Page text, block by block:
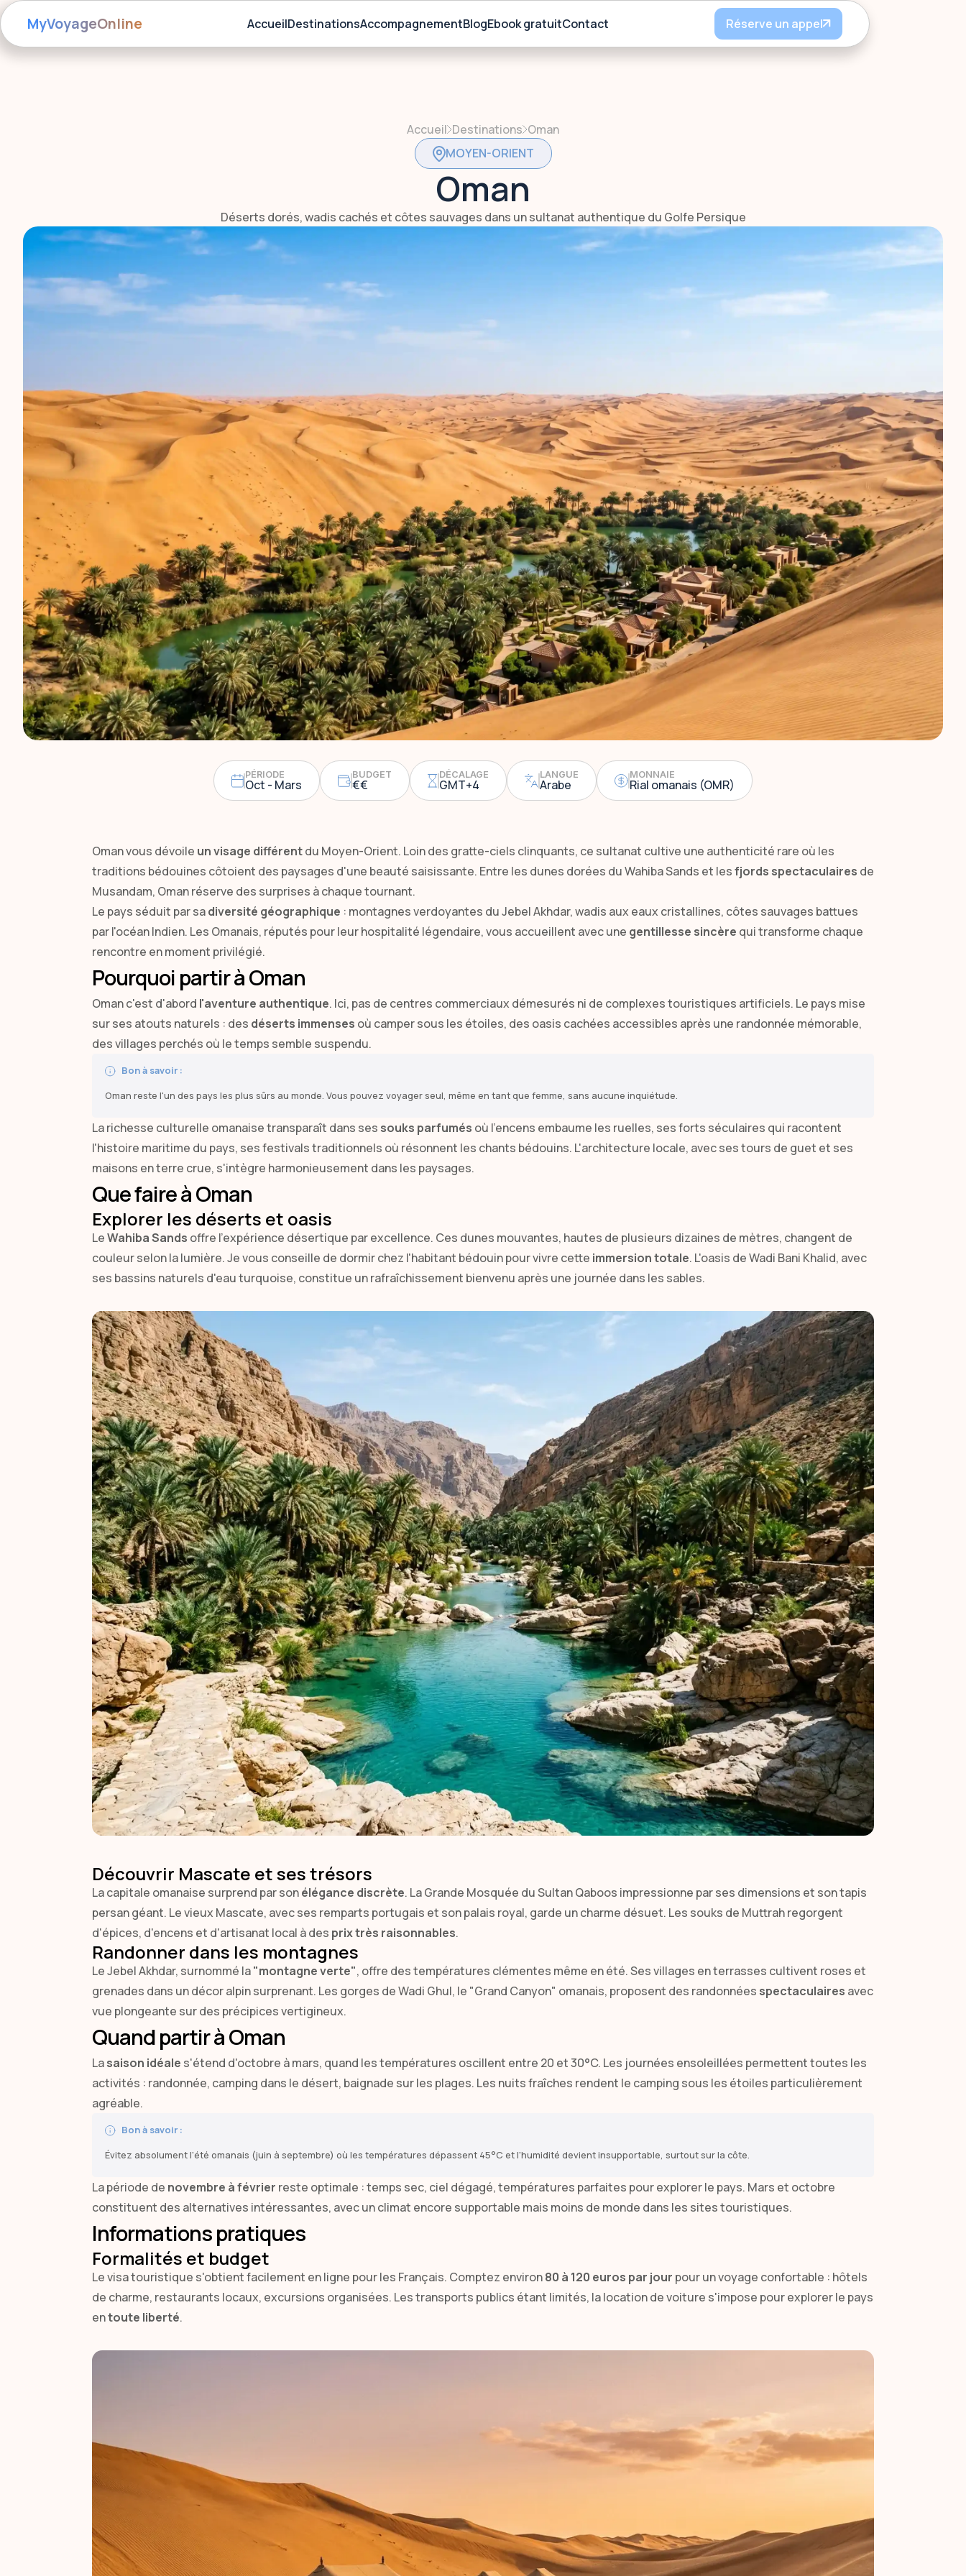
MyVoyageOnline AccueilDestinationsAccompagnementBlogEbook gratuitContact Réserve un appel
Accueil Destinations Oman
MOYEN-ORIENT
Oman
Déserts dorés, wadis cachés et côtes sauvages dans un sultanat authentique du Golfe Persique
PÉRIODE
Oct - Mars
BUDGET
€€
DÉCALAGE
GMT+4
LANGUE
Arabe
MONNAIE
Rial omanais (OMR)
Oman vous dévoile un visage différentdu Moyen-Orient. Loin des gratte-ciels clinquants, ce sultanat cultive une authenticité rare où les
traditions bédouines côtoient des paysages d'une beauté saisissante. Entre les dunes dorées du Wahiba Sands et lesfjords spectaculaires de
Musandam, Oman réserve des surprises à chaque tournant.
Le pays séduit par sadiversité géographique : montagnes verdoyantes du Jebel Akhdar, wadis aux eaux cristallines, côtes sauvages battues
par l'océan Indien. Les Omanais, réputés pour leur hospitalité légendaire, vous accueillent avec une gentillesse sincère qui transforme chaque
rencontre en moment privilégié.
Pourquoi partir à Oman
Oman c'est d'abord l'aventure authentique. Ici, pas de centres commerciaux démesurés ni de complexes touristiques artificiels. Le pays mise
sur ses atouts naturels : des déserts immenses où camper sous les étoiles, des oasis cachées accessibles après une randonnée mémorable,
des villages perchés où le temps semble suspendu.
Bon à savoir :
Oman reste l'un des pays les plus sûrs au monde. Vous pouvez voyager seul, même en tant que femme, sans aucune inquiétude.
La richesse culturelle omanaise transparaît dans ses souks parfumés où l'encens embaume les ruelles, ses forts séculaires qui racontent
l'histoire maritime du pays, ses festivals traditionnels où résonnent les chants bédouins. L'architecture locale, avec ses tours de guet et ses
maisons en terre crue, s'intègre harmonieusement dans les paysages.
Que faire à Oman
Explorer les déserts et oasis
LeWahiba Sands offre l'expérience désertique par excellence. Ces dunes mouvantes, hautes de plusieurs dizaines de mètres, changent de
couleur selon la lumière. Je vous conseille de dormir chez l'habitant bédouin pour vivre cette immersion totale. L'oasis de Wadi Bani Khalid, avec
ses bassins naturels d'eau turquoise, constitue un rafraîchissement bienvenu après une journée dans les sables.
Découvrir Mascate et ses trésors
La capitale omanaise surprend par sonélégance discrète. La Grande Mosquée du Sultan Qaboos impressionne par ses dimensions et son tapis
persan géant. Le vieux Mascate, avec ses remparts portugais et son palais royal, garde un charme désuet. Les souks de Muttrah regorgent
d'épices, d'encens et d'artisanat local à des prix très raisonnables.
Randonner dans les montagnes
Le Jebel Akhdar, surnommé la"montagne verte", offre des températures clémentes même en été. Ses villages en terrasses cultivent roses et
grenades dans un décor alpin surprenant. Les gorges de Wadi Ghul, le "Grand Canyon" omanais, proposent des randonnées spectaculaires avec
vue plongeante sur des précipices vertigineux.
Quand partir à Oman
Lasaison idéale s'étend d'octobre à mars, quand les températures oscillent entre 20 et 30°C. Les journées ensoleillées permettent toutes les
activités : randonnée, camping dans le désert, baignade sur les plages. Les nuits fraîches rendent le camping sous les étoiles particulièrement
agréable.
Bon à savoir :
Évitez absolument l'été omanais (juin à septembre) où les températures dépassent 45°C et l'humidité devient insupportable, surtout sur la côte.
La période de novembre à février reste optimale : temps sec, ciel dégagé, températures parfaites pour explorer le pays. Mars et octobre
constituent des alternatives intéressantes, avec un climat encore supportable mais moins de monde dans les sites touristiques.
Informations pratiques
Formalités et budget
Le visa touristique s'obtient facilement en ligne pour les Français. Comptez environ80 à 120 euros par jour pour un voyage confortable : hôtels
de charme, restaurants locaux, excursions organisées. Les transports publics étant limités, la location de voiture s'impose pour explorer le pays
entoute liberté.